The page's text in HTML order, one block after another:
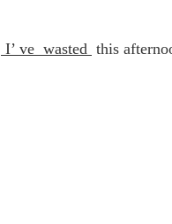
I’ ve wasted this